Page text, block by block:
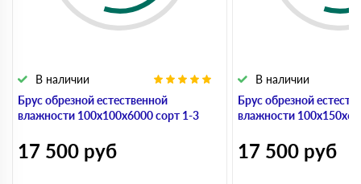
Брус обрезной естественной
влажности 100х100х6000 сорт 1-3
В наличии
17 500 руб
Брус обрезной
влажности
В наличии
17 500 руб